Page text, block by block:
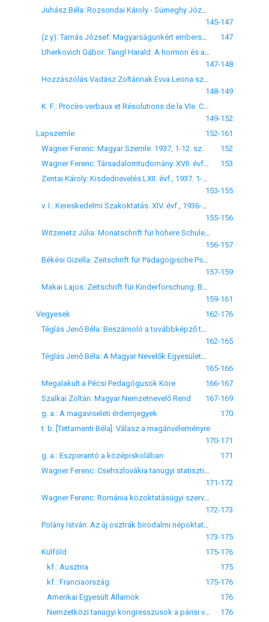
145-147
147
147-148
148-149
149-152
Lapszemle
152-161
Wagner Ferenc: Magyar Szemle. 1937, 1-12. sz.
152
153
153-155
155-156
156-157
157-159
159-161
Vegyesek
162-176
162-165
165-166
Megalakult a Pécsi Pedagógusok Köre
166-167
Szalkai Zoltán: Magyar Nemzetnevelő Rend
167-169
g. a.: A magaviseleti érdemjegyek
170
t. b. [Tettamenti Béla]: Válasz a magánvéleményre
170-171
g. a.: Eszperantó a középiskolában
171
171-172
172-173
173-175
Külföld
175-176
kf.: Ausztria
175
kf.: Franciaország
175-176
Amerikai Egyesült Államok
176
176